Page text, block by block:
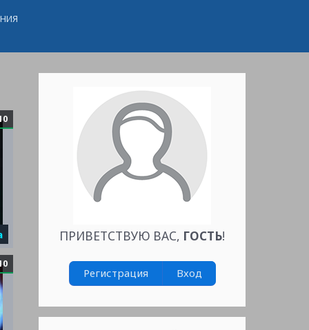
ПРИВЕТСТВУЮ ВАС, ГОСТЬ!
Регистрация Вход